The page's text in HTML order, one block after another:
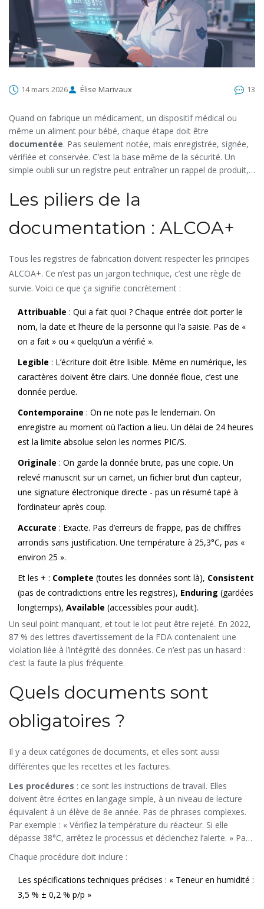
14 mars 2026 Élise Marivaux 13
Quand on fabrique un médicament, un dispositif médical ou
même un aliment pour bébé, chaque étape doit être
documentée. Pas seulement notée, mais enregistrée, signée,
vérifiée et conservée. C’est la base même de la sécurité. Un
simple oubli sur un registre peut entraîner un rappel de produit,
danger. Dans l’industrie manufacturière réglementée, la
documentation n’est pas un détail administratif : c’est le système
nerveux de la qualité.
Les piliers de la
documentation : ALCOA+
Tous les registres de fabrication doivent respecter les principes
ALCOA+. Ce n’est pas un jargon technique, c’est une règle de
survie. Voici ce que ça signifie concrètement :
Attribuable : Qui a fait quoi ? Chaque entrée doit porter le
nom, la date et l’heure de la personne qui l’a saisie. Pas de «
on a fait » ou « quelqu’un a vérifié ».
Legible : L’écriture doit être lisible. Même en numérique, les
caractères doivent être clairs. Une donnée floue, c’est une
donnée perdue.
Contemporaine : On ne note pas le lendemain. On
enregistre au moment où l’action a lieu. Un délai de 24 heures
est la limite absolue selon les normes PIC/S.
Originale : On garde la donnée brute, pas une copie. Un
relevé manuscrit sur un carnet, un fichier brut d’un capteur,
une signature électronique directe - pas un résumé tapé à
l’ordinateur après coup.
Accurate : Exacte. Pas d’erreurs de frappe, pas de chiffres
arrondis sans justification. Une température à 25,3°C, pas «
environ 25 ».
Et les + : Complete (toutes les données sont là), Consistent
(pas de contradictions entre les registres), Enduring (gardées
longtemps), Available (accessibles pour audit).
Un seul point manquant, et tout le lot peut être rejeté. En 2022,
87 % des lettres d’avertissement de la FDA contenaient une
violation liée à l’intégrité des données. Ce n’est pas un hasard :
c’est la faute la plus fréquente.
Quels documents sont
obligatoires ?
Il y a deux catégories de documents, et elles sont aussi
différentes que les recettes et les factures.
Les procédures : ce sont les instructions de travail. Elles
doivent être écrites en langage simple, à un niveau de lecture
équivalent à un élève de 8e année. Pas de phrases complexes.
Par exemple : « Vérifiez la température du réacteur. Si elle
dépasse 38°C, arrêtez le processus et déclenchez l’alerte. » Pas :
« Il est impératif de procéder à la surveillance thermique en
conformité avec les protocoles établis. »
Chaque procédure doit inclure :
Les spécifications techniques précises : « Teneur en humidité :
3,5 % ± 0,2 % p/p »